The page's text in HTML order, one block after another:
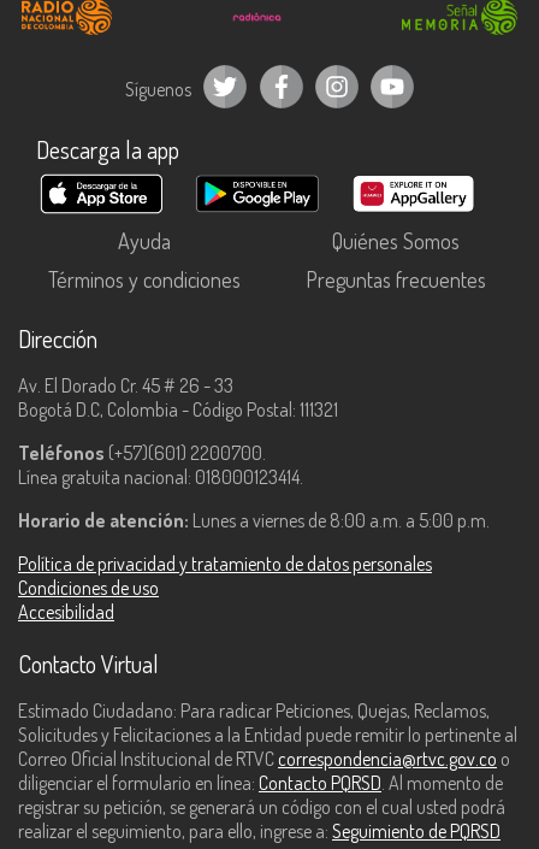
Síguenos
Descarga la app
Ayuda
Quiénes Somos
Términos y condiciones
Preguntas frecuentes
Dirección
Av. El Dorado Cr. 45 # 26 - 33
Bogotá D.C, Colombia - Código Postal: 111321
Teléfonos (+57)(601) 2200700.
Línea gratuita nacional: 018000123414.
Horario de atención: Lunes a viernes de 8:00 a.m. a 5:00 p.m.
Política de privacidad y tratamiento de datos personales
Condiciones de uso
Accesibilidad
Contacto Virtual
Estimado Ciudadano: Para radicar Peticiones, Quejas, Reclamos,
Solicitudes y Felicitaciones a la Entidad puede remitir lo pertinente al
Correo Oficial Institucional de RTVC correspondencia@rtvc.gov.co o
diligenciar el formulario en línea: Contacto PQRSD. Al momento de
registrar su petición, se generará un código con el cual usted podrá
realizar el seguimiento, para ello, ingrese a: Seguimiento de PQRSD